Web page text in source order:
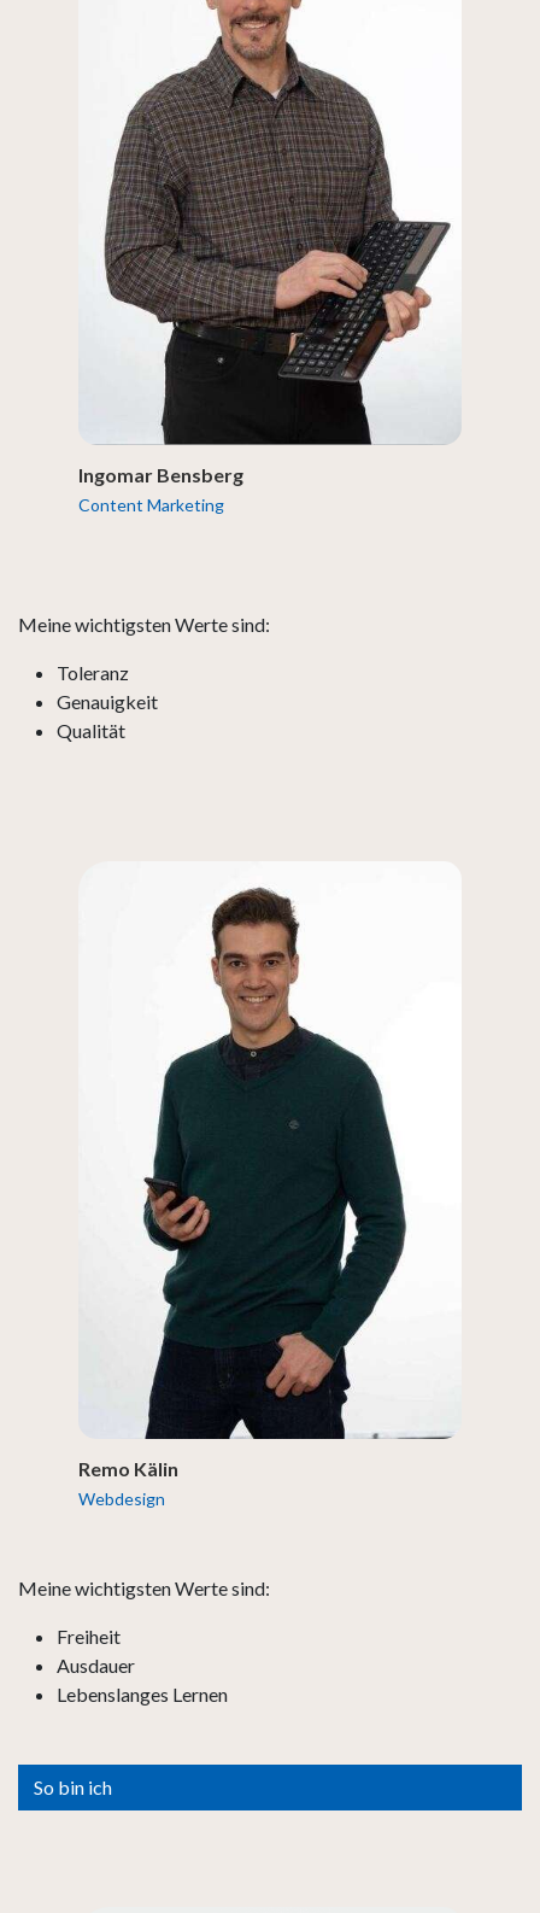
Ingomar Bensberg
Content Marketing
Meine wichtigsten Werte sind:
Toleranz
Genauigkeit
Qualität
Remo Kälin
Webdesign
Meine wichtigsten Werte sind:
Freiheit
Ausdauer
Lebenslanges Lernen
So bin ich